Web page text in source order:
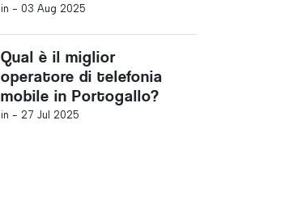
in - 03 Aug 2025
Qual è il miglior
operatore di telefonia
mobile in Portogallo?
in - 27 Jul 2025